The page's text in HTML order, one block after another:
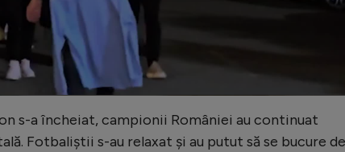
Video
s-a încheiat, campionii României au continuat
Fotbaliștii s-au relaxat și au putut să se bucure de